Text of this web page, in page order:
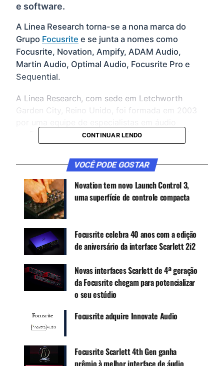
e software.
A Linea Research torna-se a nona marca do
Grupo Focusrite e se junta a nomes como
Focusrite, Novation, Ampify, ADAM Audio,
Martin Audio, Optimal Audio, Focusrite Pro e
Sequential.
A Linea Research, com sede em Letchworth
Garden City, Reino Unido, foi formada em 2003
profissional que projetam, desenvolvem, fabricam
e comercializam equipamentos de áudio. Seus
produtos incluem uma linha de amplificadores
inovadores, incluindo a mundialmente famosa
série M, juntamente com processadores de sinal
digital, rede de áudio e produtos de software.
Dois dos fundadores originais, Davey Smalley,
diretor comercial, e Ben Ver, diretor de
engenharia, continuarão a gerenciar os negócios
após a aquisição.
CONTINUE ACOMPANHANDO
Receba novas matérias do Música & Mercado no
CONTINUAR LENDO
VOCÊ PODE GOSTAR
Novation tem novo Launch Control 3,
uma superfície de controle compacta
Focusrite celebra 40 anos com a edição
de aniversário da interface Scarlett 2i2
Novas interfaces Scarlett de 4ª geração
da Focusrite chegam para potencializar
o seu estúdio
Focusrite adquire Innovate Audio
Focusrite Scarlett 4th Gen ganha